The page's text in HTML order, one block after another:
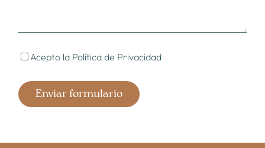
Acepto la Política de Privacidad